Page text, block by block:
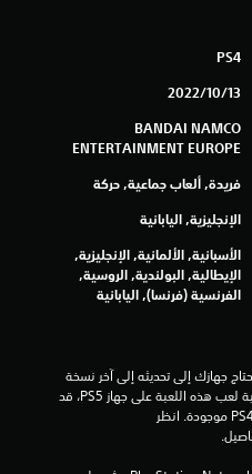
ل
ت
ي
ا
PS4
13‏/10‏/2022
BANDAI NAMCO
ENTERTAINMENT EUROPE
فريدة, ألعاب جماعية, حركة
الإنجليزية, اليابانية
الأسبانية, الألمانية, الإنجليزية,
الإيطالية, البولندية, الروسية,
الفرنسية (فرنسا), اليابانية